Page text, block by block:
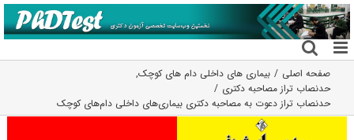
رفتن
به
محتوا
صفحه اصلی بیماری های داخلی دام های کوچک,
حدنصاب تراز مصاحبه دکتری
حدنصاب تراز دعوت به مصاحبه دکتری بیماری‌های داخلی دام‌های کوچک